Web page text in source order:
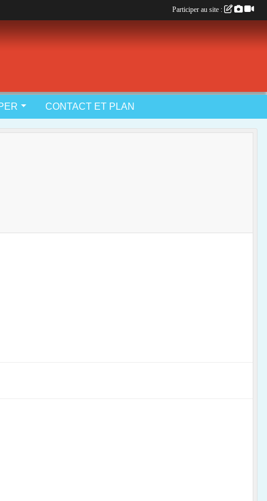
CONTACT ET PLAN
Participer au site :